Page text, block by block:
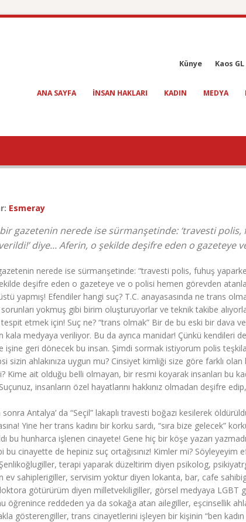
Künye Kaos
ANA SAYFA INSAN HAKLARI KADIN MEDYA
Esmeray
gazetenin nerede ise sürmanşetinde: ‘travesti polis,
diye... Aferin, o şekilde deşifre eden o
nerede ise sürmanşetinde: “travesti polis, fuhuş
deşifre eden o gazeteye ve o polisi hemen görevden
yapmış! Efendiler hangi suç? T.C. anayasasında ne trans
sorunları yokmuş gibi birim oluşturuyorlar ve teknik takibe
etmek için! Suç ne? “trans olmak” Bir de bu eski bir dava
kala medyaya veriliyor. Bu da ayrıca manidar! Çünkü kendileri
geri dönecek bu insan. Şimdi sormak istiyorum polis
sizin ahlakınıza uygun mu? Cinsiyet kimliği size göre farklı olan
Kime ait olduğu belli olmayan, bir resmi koyarak insanları bu
insanların özel hayatlarını hakkınız olmadan deşifre
Antalya’ da “Seçil” lakaplı travesti boğazı kesilerek
Yine her trans kadını bir korku sardı, “sıra bize gelecek”
bu hunharca işlenen cinayete! Gene hiç bir köşe yazarı
cinayette de hepiniz suç ortağısınız! Kimler mi? Söyleyeyim
terapi yaparak düzeltirim diyen psikolog,
ev sahiplerigiller, servisim yoktur diyen lokanta, bar, cafe
götürürüm diyen milletvekiligiller, görsel medyaya LGBT
öğrenince reddeden ya da sokağa atan ailegiller, eşcinsellik
gösterengiller, trans cinayetlerini işleyen bir kişinin “ben kadın